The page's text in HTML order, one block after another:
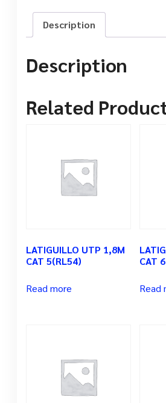
Description
Description
Related
LATIGUILLO UTP 1,8M
CAT 5(RL54)
Read more
CAT
Read